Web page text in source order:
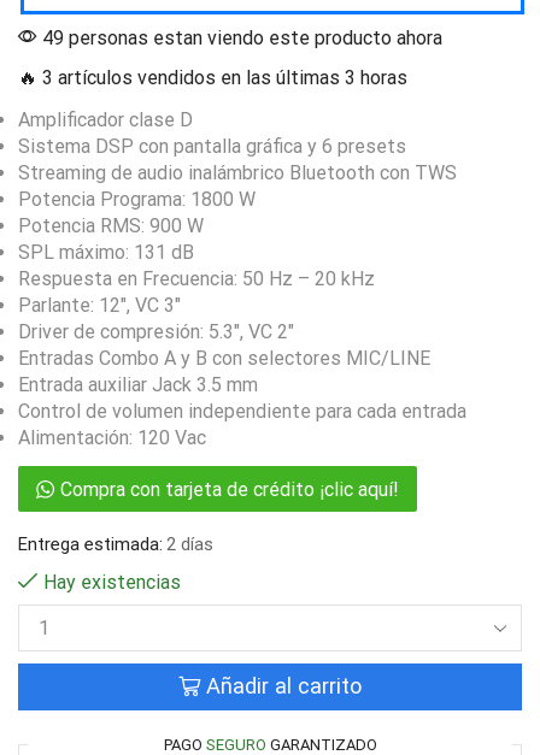
49 personas estan viendo este producto ahora
🔥 3 artículos vendidos en las últimas 3 horas
Amplificador clase D
Sistema DSP con pantalla gráfica y 6 presets
Streaming de audio inalámbrico Bluetooth con TWS
Potencia Programa: 1800 W
Potencia RMS: 900 W
SPL máximo: 131 dB
Respuesta en Frecuencia: 50 Hz – 20 kHz
Parlante: 12″, VC 3″
Driver de compresión: 5.3″, VC 2″
Entradas Combo A y B con selectores MIC/LINE
Entrada auxiliar Jack 3.5 mm
Control de volumen independiente para cada entrada
Alimentación: 120 Vac
Compra con tarjeta de crédito ¡clic aquí!
Entrega estimada: 2 días
Hay existencias
Añadir al carrito
PAGO SEGURO GARANTIZADO